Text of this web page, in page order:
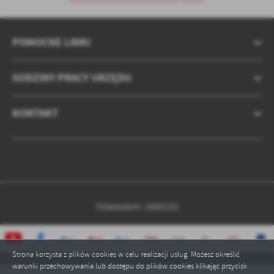
Strona korzysta z plików cookies w celu realizacji usług. Możesz określić
warunki przechowywania lub dostępu do plików cookies klikając przycisk
POMOCNE LINKI
GODZINY PRACY URZĘDU
KONTAKT
Odwiedzin: 1800102